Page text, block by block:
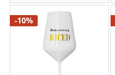
-10%